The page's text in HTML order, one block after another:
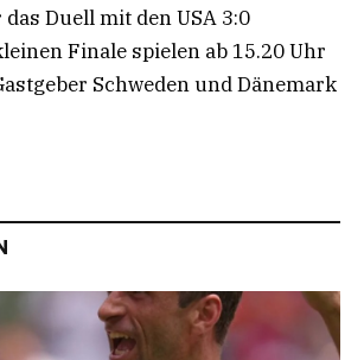
Duell mit den USA 3:0
Finale spielen ab 15.20 Uhr
Schweden und Dänemark